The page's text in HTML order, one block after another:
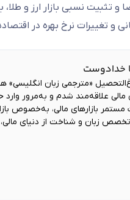
تثبیت نسبی بازار ارز و
و تغییرات نرخ بهره در
خدادوست
مالی علاقه‌مند شدم و به‌مرور
مستمر بازارهای مالی، به‌خصوص
زبان و شناخت از دنیای